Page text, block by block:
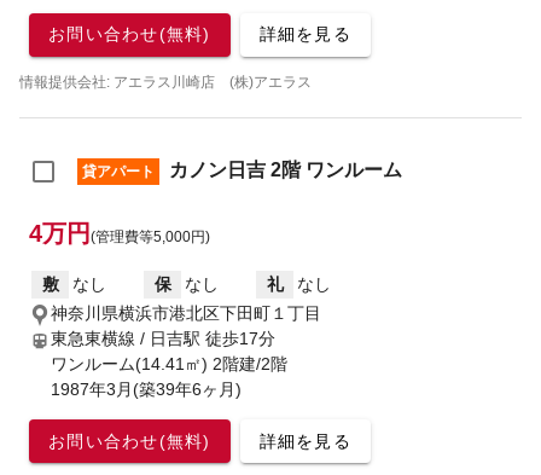
お問い合わせ(無料) 詳細を見る
情報提供会社: アエラス川崎店 (株)アエラス
貸アパート カノン日吉 2階 ワンルーム
4万円 (管理費等5,000円)
敷 なし 保 なし 礼
なし
神奈川県横浜市港北区下田町１丁目
東急東横線 / 日吉駅 徒歩17分
ワンルーム(14.41㎡) 2階建/2階
1987年3月(築39年6ヶ月)
お問い合わせ(無料) 詳細を見る